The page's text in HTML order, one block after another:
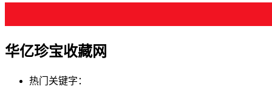
华亿珍宝收藏网
热门关键字：